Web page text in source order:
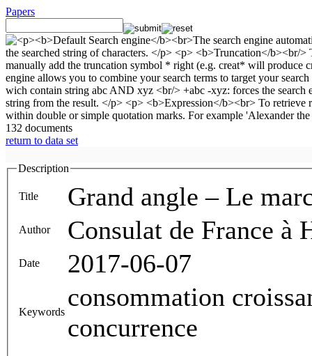
Papers
132 documents
return to data set
Description
Title Grand angle – Le
Author Consulat de France
Date 2017-06-07
Keywords
consommation croissante ; classes
concurrence